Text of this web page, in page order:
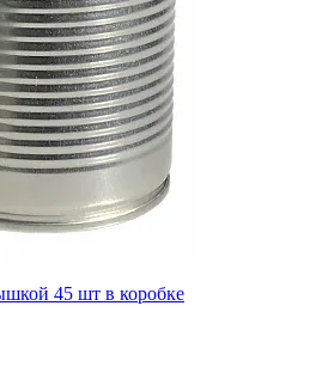
45 шт в коробке